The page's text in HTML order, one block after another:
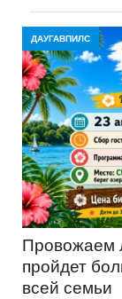
ДАУГАВПИЛС
Провожаем
пройдет
всей семьи